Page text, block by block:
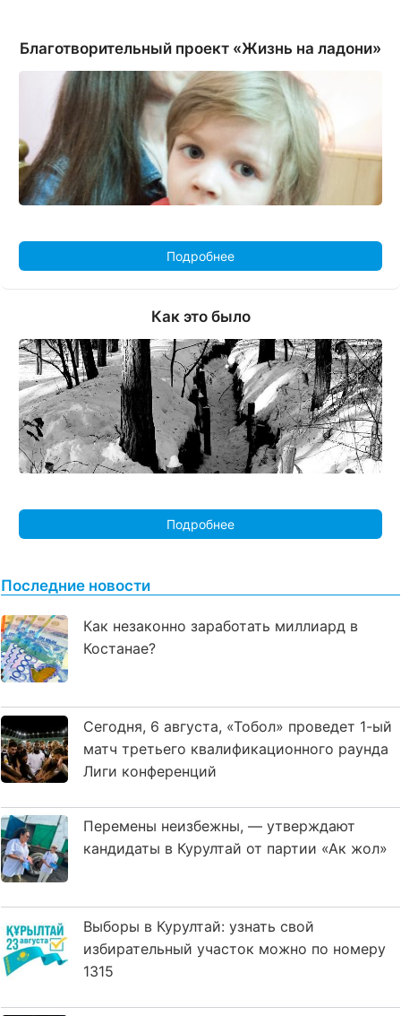
Благотворительный проект «Жизнь на ладони»
Подробнее
Как это было
Подробнее
Последние новости
Как незаконно заработать миллиард в
Костанае?
Сегодня, 6 августа, «Тобол» проведет 1-ый
матч третьего квалификационного раунда
Лиги конференций
Перемены неизбежны, — утверждают
кандидаты в Курултай от партии «Ак жол»
Выборы в Курултай: узнать свой
избирательный участок можно по номеру
1315